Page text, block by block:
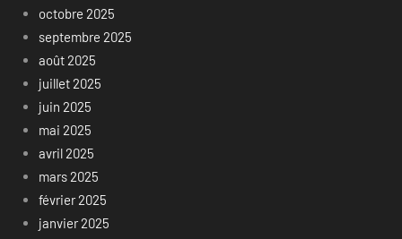
octobre 2025
septembre 2025
août 2025
juillet 2025
juin 2025
mai 2025
avril 2025
mars 2025
février 2025
janvier 2025